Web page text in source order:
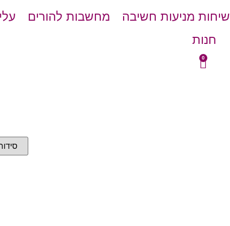
שיחות מניעות חשיבה מחשבות להורים
חנות
0